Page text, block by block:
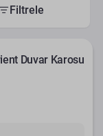
Filtrele
Duvar Karosu